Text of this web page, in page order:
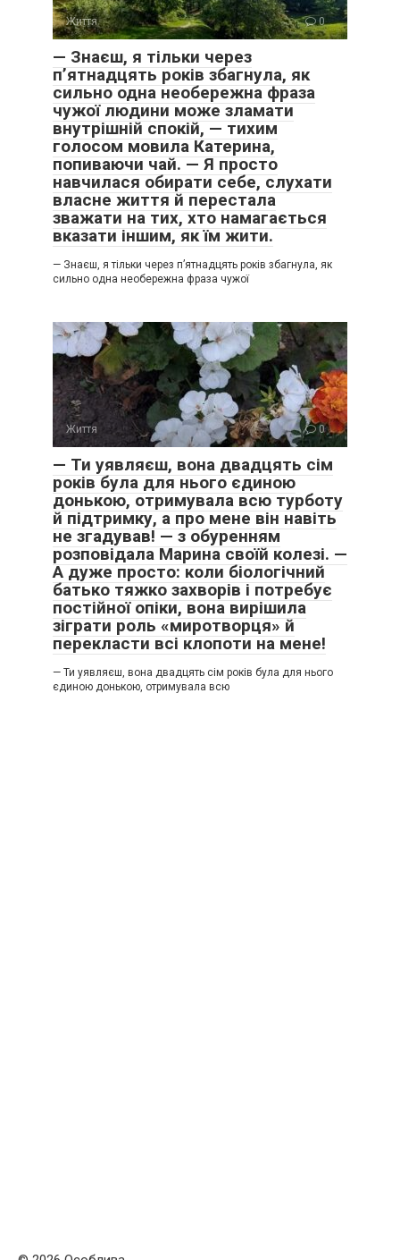
Життя 0
— Знаєш, я тільки через
п’ятнадцять років збагнула, як
сильно одна необережна фраза
чужої людини може зламати
внутрішній спокій, — тихим
голосом мовила Катерина,
попиваючи чай. — Я просто
навчилася обирати себе, слухати
власне життя й перестала
зважати на тих, хто намагається
вказати іншим, як їм жити.
— Знаєш, я тільки через п’ятнадцять років збагнула, як
сильно одна необережна фраза чужої
Життя 0
— Ти уявляєш, вона двадцять сім
років була для нього єдиною
донькою, отримувала всю турботу
й підтримку, а про мене він навіть
не згадував! — з обуренням
розповідала Марина своїй колезі. —
А дуже просто: коли біологічний
батько тяжко захворів і потребує
постійної опіки, вона вирішила
зіграти роль «миротворця» й
перекласти всі клопоти на мене!
— Ти уявляєш, вона двадцять сім років була для нього
єдиною донькою, отримувала всю